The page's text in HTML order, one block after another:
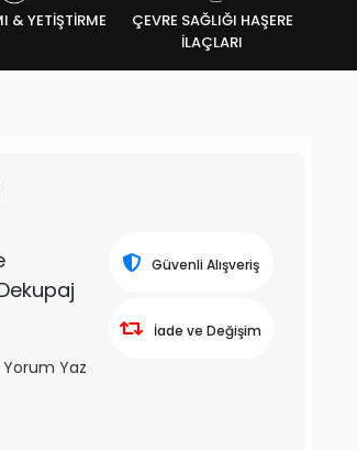
& YETİŞTİRME
ÇEVRE SAĞLIĞI HAŞERE
İLAÇLARI
Yorum Yaz
Güvenli Alışveriş
İade ve Değişim